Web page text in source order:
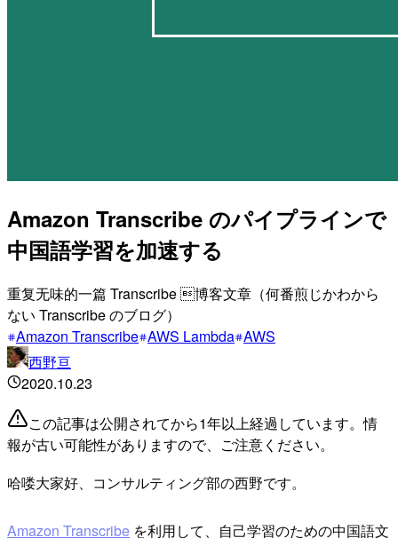
Amazon Transcribe のパイプラインで
中国語学習を加速する
重复无味的一篇 Transcribe 博客文章（何番煎じかわから
ない Transcribe のブログ）
Amazon Transcribe AWS Lambda AWS
西野亘
2020.10.23
この記事は公開されてから1年以上経過しています。情
報が古い可能性がありますので、ご注意ください。
哈喽大家好、コンサルティング部の西野です。
Amazon Transcribe を利用して、自己学習のための中国語文